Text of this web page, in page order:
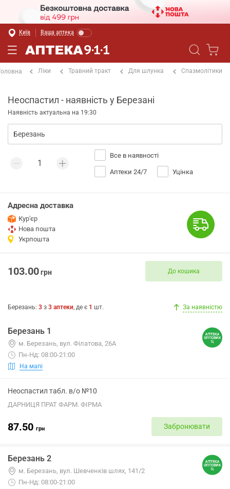
Київ Ваша аптека
Ліки Травний тракт Для шлунка Спазмолітики
Неоспастил - наявність у Березані
Наявність актуальна на 19:30
Все в наявності
Аптеки 24/7 Уцінка
Адресна доставка
Кур'єр
Нова пошта
Укрпошта
103.00грн До кошика
Березань: 3 з 3 аптеки, де є 1 шт. За наявністю
Березань 1
м. Березань, вул. Філатова, 26А
Пн-Нд: 08:00-21:00
На мапі
Неоспастил табл. в/о №10
ДАРНИЦЯ ПРАТ ФАРМ. ФІРМА
87.50 грн Забронювати
Березань 2
м. Березань, вул. Шевченків шлях, 141/2
Пн-Нд: 08:00-21:00